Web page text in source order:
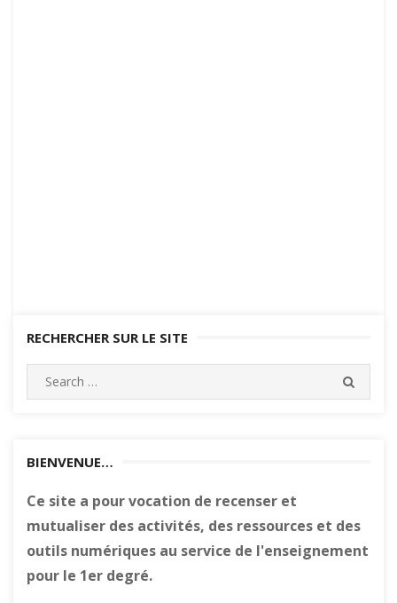
RECHERCHER SUR LE SITE
Search
for:
BIENVENUE…
Ce site a pour vocation de recenser et
mutualiser des activités, des ressources et des
outils numériques au service de l'enseignement
pour le 1er degré.